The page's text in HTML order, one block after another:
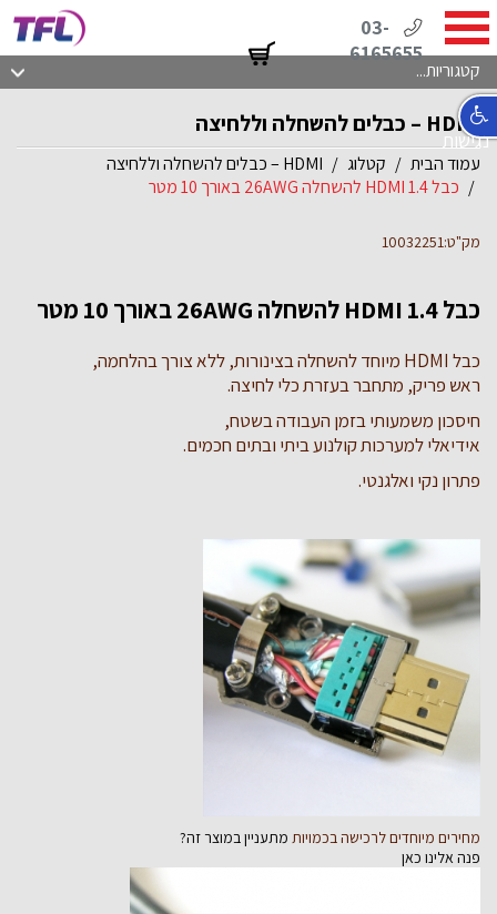
03-
6165655
קטגוריות...
HDMI – כבלים להשחלה וללחיצה
עמוד הבית קטלוג
HDMI – כבלים להשחלה וללחיצה
כבל HDMI 1.4 להשחלה 26AWG באורך 10 מטר
מק"ט:10032251
כבל HDMI 1.4 להשחלה 26AWG באורך 10 מטר
כבל HDMI מיוחד להשחלה בצינורות, ללא צורך בהלחמה,
ראש פריק, מתחבר בעזרת כלי לחיצה.
חיסכון משמעותי בזמן העבודה בשטח,
אידיאלי למערכות קולנוע ביתי ובתים חכמים.
פתרון נקי ואלגנטי.
מחירים מיוחדים לרכישה בכמויות מתעניין במוצר זה?
פנה אלינו כאן
נגישות